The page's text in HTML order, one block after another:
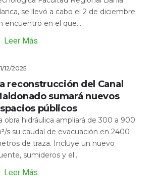
se llevó a cabo el 2 de diciembre
encuentro en el que...
Leer Más
12/2025
reconstrucción del Canal
sumará nuevos
públicos
obra hidráulica ampliará de 300 a 900
s su caudal de evacuación en 2400
de traza. Incluye un nuevo
sumideros y el...
Leer Más